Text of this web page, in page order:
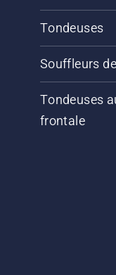
Tondeuses
Souffleurs
Tondeuses
frontale